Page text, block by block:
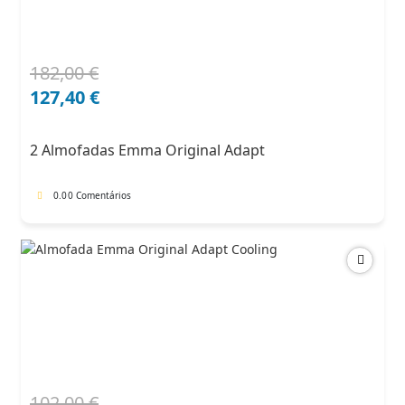
182,00€
O
preço
182,00 €.
127,40€
O
preço
127,40 €.
2 Almofadas Emma Original Adapt
0.00 Comentários